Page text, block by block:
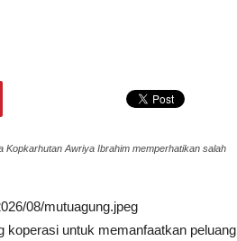
Kopkarhutan Awriya Ibrahim memperhatikan salah
08/mutuagung.jpeg
koperasi untuk memanfaatkan peluang